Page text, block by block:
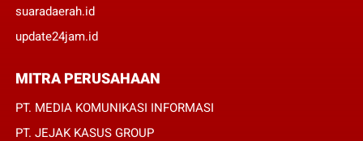
suaradaerah.id
update24jam.id
MITRA PERUSAHAAN
PT. MEDIA KOMUNIKASI INFORMASI
PT. JEJAK KASUS GROUP